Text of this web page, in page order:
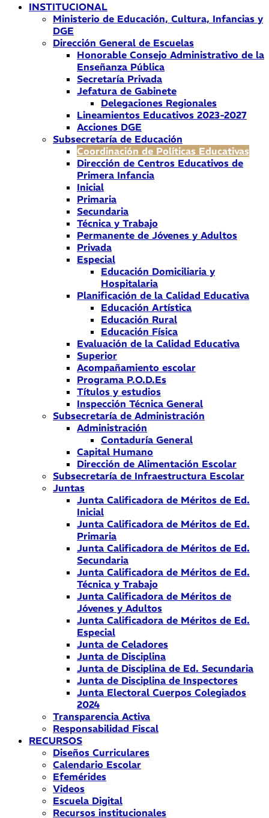
INSTITUCIONAL
Ministerio de Educación, Cultura, Infancias y
DGE
Dirección General de Escuelas
Honorable Consejo Administrativo de la
Enseñanza Pública
Secretaría Privada
Jefatura de Gabinete
Delegaciones Regionales
Lineamientos Educativos 2023-2027
Acciones DGE
Subsecretaría de Educación
Coordinación de Políticas Educativas
Dirección de Centros Educativos de
Primera Infancia
Inicial
Primaria
Secundaria
Técnica y Trabajo
Permanente de Jóvenes y Adultos
Privada
Especial
Educación Domiciliaria y
Hospitalaria
Planificación de la Calidad Educativa
Educación Artística
Educación Rural
Educación Física
Evaluación de la Calidad Educativa
Superior
Acompañamiento escolar
Programa P.O.D.Es
Títulos y estudios
Inspección Técnica General
Subsecretaría de Administración
Administración
Contaduría General
Capital Humano
Dirección de Alimentación Escolar
Subsecretaría de Infraestructura Escolar
Juntas
Junta Calificadora de Méritos de Ed.
Inicial
Junta Calificadora de Méritos de Ed.
Primaria
Junta Calificadora de Méritos de Ed.
Secundaria
Junta Calificadora de Méritos de Ed.
Técnica y Trabajo
Junta Calificadora de Méritos de
Jóvenes y Adultos
Junta Calificadora de Méritos de Ed.
Especial
Junta de Celadores
Junta de Disciplina
Junta de Disciplina de Ed. Secundaria
Junta de Disciplina de Inspectores
Junta Electoral Cuerpos Colegiados
2024
Transparencia Activa
Responsabilidad Fiscal
RECURSOS
Diseños Curriculares
Calendario Escolar
Efemérides
Videos
Escuela Digital
Recursos institucionales